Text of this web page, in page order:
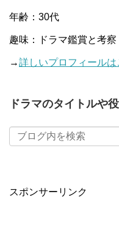
年齢：30代
趣味：ドラマ鑑賞と考察
→詳しいプロフィールは
ドラマのタイトルや
スポンサーリンク